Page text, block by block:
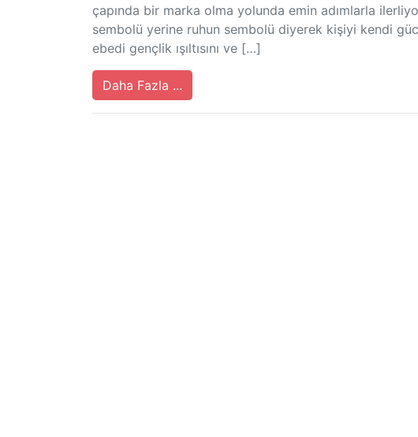
çapında bir marka olma yolunda emin adımlarla
sembolü yerine ruhun sembolü diyerek kişiyi kendi
ebedi gençlik ışıltısını ve […]
Daha Fazla ...